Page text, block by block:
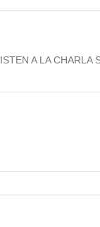
A LA CHARLA